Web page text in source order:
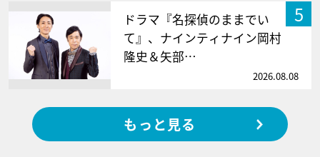
5
ドラマ『名探偵のままでい
て』、ナインティナイン岡村
隆史＆矢部…
2026.08.08
もっと見る